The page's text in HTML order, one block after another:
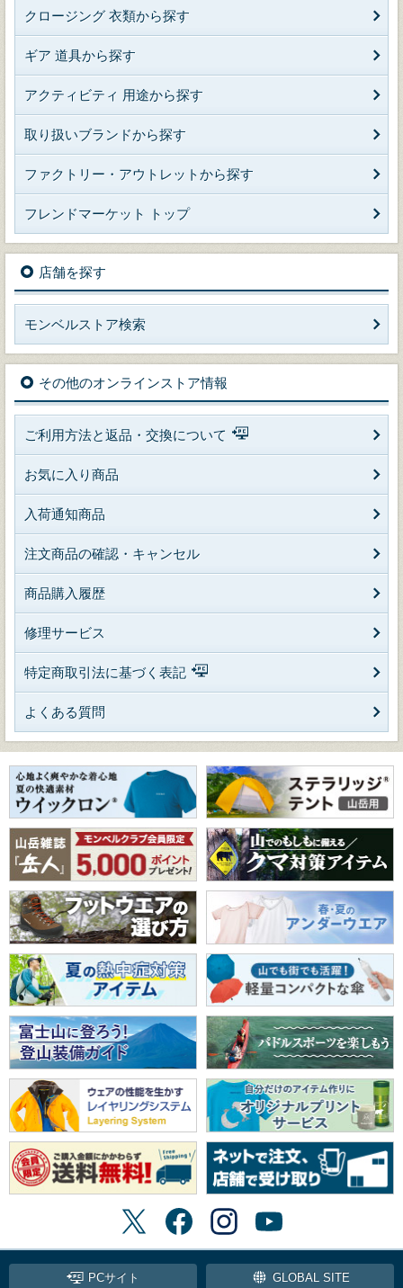
クロージング 衣類から探す
ギア 道具から探す
アクティビティ 用途から探す
取り扱いブランドから探す
ファクトリー・アウトレットから探す
フレンドマーケット トップ
店舗を探す
モンベルストア検索
その他のオンラインストア情報
ご利用方法と返品・交換について
お気に入り商品
入荷通知商品
注文商品の確認・キャンセル
商品購入履歴
修理サービス
特定商取引法に基づく表記
よくある質問
PCサイト GLOBAL SITE